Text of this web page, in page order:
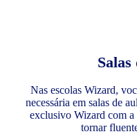
Salas
Nas escolas Wizard,
necessária em salas de
exclusivo Wizard com a
tornar